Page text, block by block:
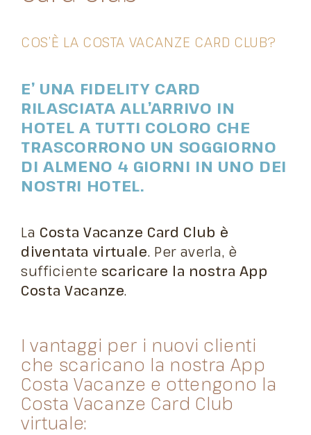
COS’È LA COSTA VACANZE CARD CLUB?
E’ UNA FIDELITY CARD
RILASCIATA ALL’ARRIVO IN
HOTEL A TUTTI COLORO CHE
TRASCORRONO UN SOGGIORNO
DI ALMENO 4 GIORNI IN UNO DEI
NOSTRI HOTEL.
La Costa Vacanze Card Club è
diventata virtuale. Per averla, è
sufficiente scaricare la nostra App
Costa Vacanze.
I vantaggi per i nuovi clienti
che scaricano la nostra App
Costa Vacanze e ottengono la
Costa Vacanze Card Club
virtuale: